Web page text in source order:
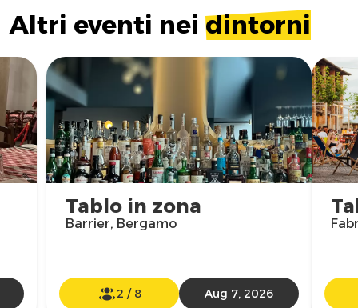
Altri eventi nei dintorni
Tablo in zona
Barrier, Bergamo
2 / 8 Aug 7, 2026